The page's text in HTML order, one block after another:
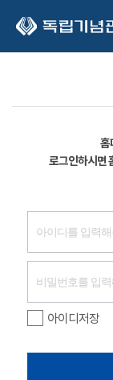
홈
로그인하시면
아이디저장